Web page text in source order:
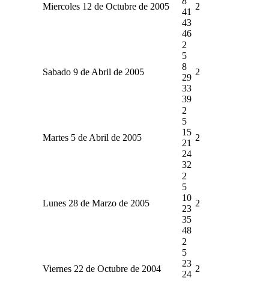
Miercoles 12 de Octubre de 2005
41
43
46
2
Sabado 9 de Abril de 2005
2
5
8
29
33
39
2
Martes 5 de Abril de 2005
2
5
15
21
24
32
2
Lunes 28 de Marzo de 2005
2
5
10
23
35
48
2
Viernes 22 de Octubre de 2004
2
5
23
24
2